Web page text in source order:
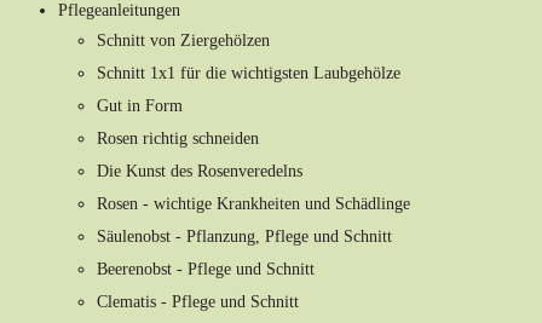
Pflegeanleitungen
Schnitt von Ziergehölzen
Schnitt 1x1 für die wichtigsten Laubgehölze
Gut in Form
Rosen richtig schneiden
Die Kunst des Rosenveredelns
Rosen - wichtige Krankheiten und Schädlinge
Säulenobst - Pflanzung, Pflege und Schnitt
Beerenobst - Pflege und Schnitt
Clematis - Pflege und Schnitt